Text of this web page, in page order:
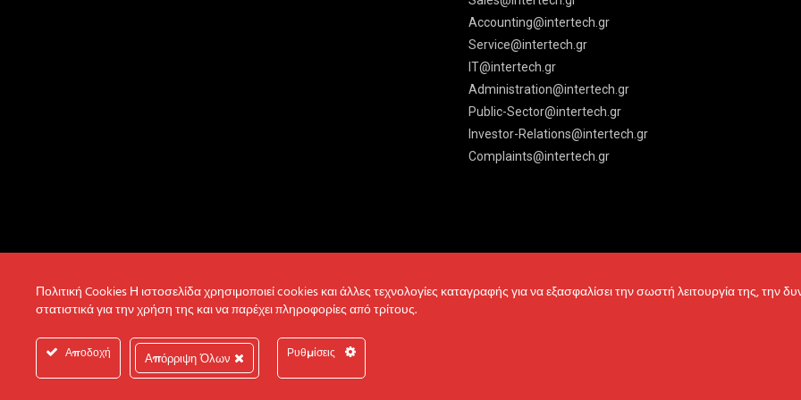
Accounting@intertech.gr
Service@intertech.gr
IT@intertech.gr
Administration@intertech.gr
Public-Sector@intertech.gr
Investor-Relations@intertech.gr
Complaints@intertech.gr
© 2022 Intertech S.A. All Rights reserved.
Πολιτική Cookies Η ιστοσελίδα χρησιμοποιεί cookies και άλλες τεχνολογίες καταγραφής για να εξασφαλίσει την σωστή λειτουργία της, την
στατιστικά για την χρήση της και να παρέχει πληροφορίες από τρίτους.
Αποδοχή Απόρριψη Όλων Ρυθμίσεις